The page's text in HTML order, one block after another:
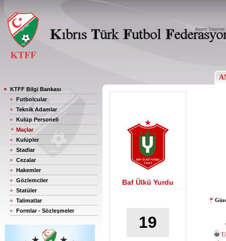
KTFF Bilgi Bankası
Futbolcular
Teknik Adamlar
Kulüp Personeli
Maçlar
Kulüpler
Stadlar
Cezalar
Hakemler
Gözlemciler
Statüler
Talimatlar
Formlar - Sözleşmeler
Baf Ülkü Yurdu
19